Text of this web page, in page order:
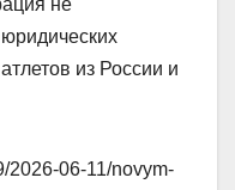
не
из России и
2026-06-11/novym-